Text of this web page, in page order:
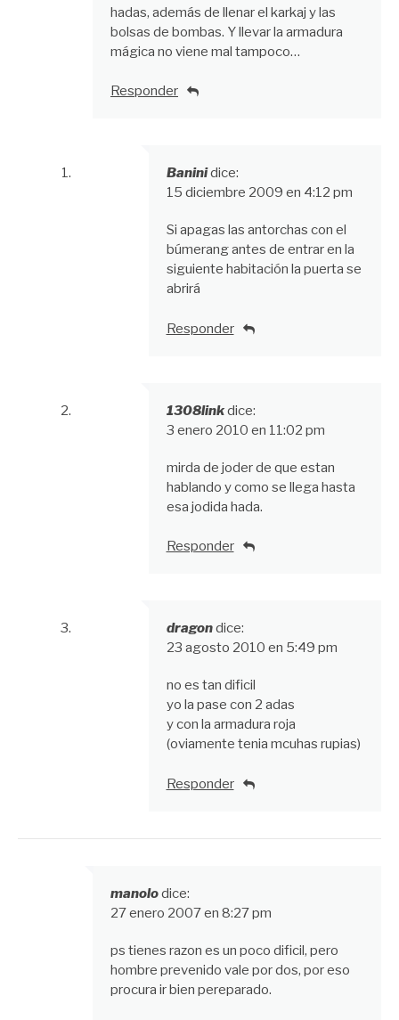
hadas, además de llenar el karkaj y las
bolsas de bombas. Y llevar la armadura
mágica no viene mal tampoco…
Responder
Baninidice:
15 diciembre 2009 en 4:12 pm
Si apagas las antorchas con el
búmerang antes de entrar en la
siguiente habitación la puerta se
abrirá
Responder
1308linkdice:
3 enero 2010 en 11:02 pm
mirda de joder de que estan
hablando y como se llega hasta
esa jodida hada.
Responder
dragondice:
23 agosto 2010 en 5:49 pm
no es tan dificil
yo la pase con 2 adas
y con la armadura roja
(oviamente tenia mcuhas rupias)
Responder
manolodice:
27 enero 2007 en 8:27 pm
ps tienes razon es un poco dificil, pero
hombre prevenido vale por dos, por eso
procura ir bien pereparado.